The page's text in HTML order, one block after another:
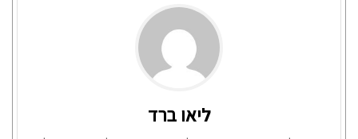
ליאו ברד